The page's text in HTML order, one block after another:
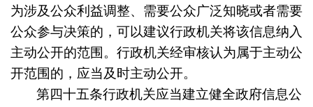
为涉及公众利益调整、需要公众广泛知晓或者需要
公众参与决策的，可以建议行政机关将该信息纳入
主动公开的范围。行政机关经审核认为属于主动公
开范围的，应当及时主动公开。
第四十五条行政机关应当建立健全政府信息公